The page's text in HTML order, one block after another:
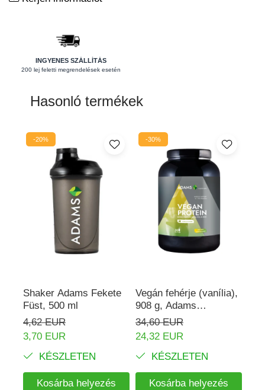
Pattanások
Prosztata
Stressz
Termékenység
Vérszegénység
Ízületi problémák
Öregedésgátlás, szépség
INGYENES SZÁLLÍTÁS
200 lej feletti megrendelések esetén
Hasonló termékek
-20%
Shaker Adams Fekete
Füst, 500 ml
4,62 EUR
3,70 EUR
KÉSZLETEN
Kosárba helyezés
-30%
Vegán fehérje (vanília),
908 g, Adams
Supplements
34,60 EUR
24,32 EUR
KÉSZLETEN
Kosárba helyezés